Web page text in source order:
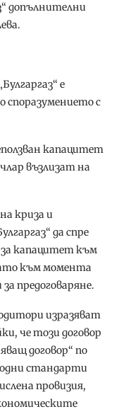
допълнителни
е
споразумението с
капацитет
възлизат на
криза и
да спре
капацитет към
към момента
предоговаряне.
изразяват
че този договор
договор“ по
стандарти
провизия,